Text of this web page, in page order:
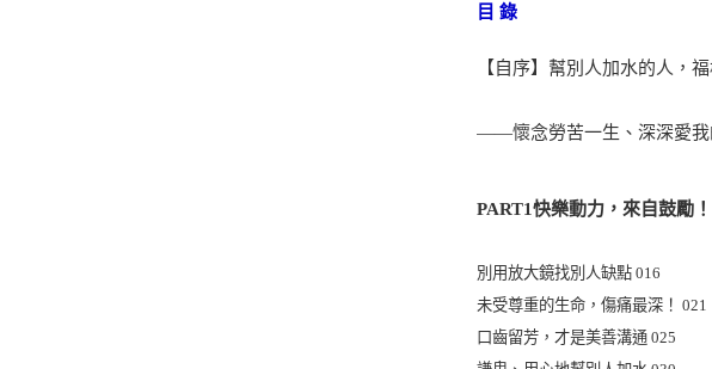
目 錄
【自序】幫別人加水的人，福
——懷念勞苦一生、深深愛我
PART1快樂動力，來自鼓勵！
別用放大鏡找別人缺點 016
未受尊重的生命，傷痛最深！ 021
口齒留芳，才是美善溝通 025